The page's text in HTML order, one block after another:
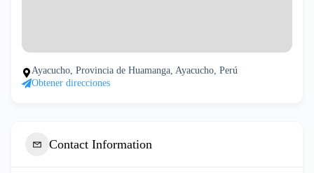
Ayacucho, Provincia de Huamanga, Ayacucho, Perú
Obtener direcciones
Contact Information